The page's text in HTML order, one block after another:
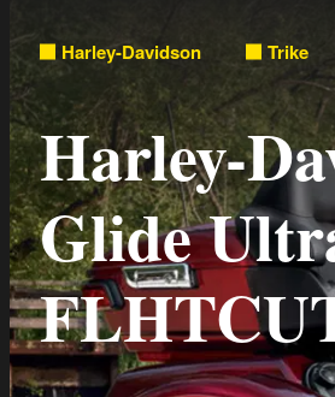
Harley-Davidson Trike
Harley-
Glide